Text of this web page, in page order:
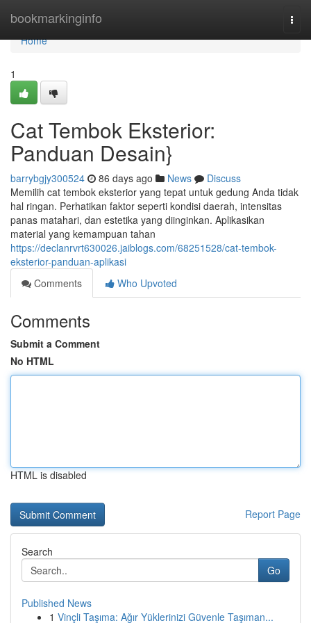
bookmarkinginfo
Home
Home
1
Cat Tembok Eksterior:
Panduan Desain}
barrybgjy300524 86 days ago News
Discuss
Memilih cat tembok eksterior yang tepat untuk gedung Anda tidak
hal ringan. Perhatikan faktor seperti kondisi daerah, intensitas
panas matahari, dan estetika yang diinginkan. Aplikasikan
material yang kemampuan tahan
https://declanrvrt630026.jaiblogs.com/68251528/cat-tembok-
eksterior-panduan-aplikasi
Comments
Who Upvoted
Comments
Submit a Comment
No HTML
HTML is disabled
Report Page
Search
Go
Published News
1 Vinçli Taşıma: Ağır Yüklerinizi Güvenle Taşıman...